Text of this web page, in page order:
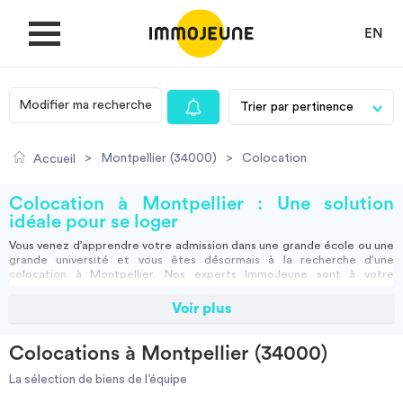
EN
MON COMPTE
Je cherche un logement
Villes
Modifier ma recherche
Accueil > Montpellier (34000) > Colocation
Colocation à Montpellier : Une solution
idéale pour se loger
Vous venez d’apprendre votre admission dans une grande école ou une
grande université et vous êtes désormais à la recherche d’une
colocation à Montpellier. Nos experts ImmoJeune sont à votre
faire de votre année universitaire un véritable succès. Reconnue pour
Montpellier
multitude de
, de boîtes de nuit, de musées et de
concert, sans oublier un réseau detransports en commun
d’accès pour vous déplacer aisément dans la ville.
Si vous êtes à la recherche de
Voir plus
Colocations à Montpellier (34000)
La sélection de biens de l’équipe